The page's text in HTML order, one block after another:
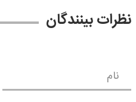
نظرات بینندگان
نام